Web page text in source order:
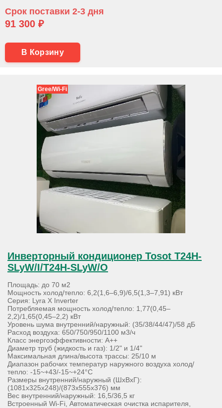
Срок поставки 2-3 дня
91 300 ₽
В Корзину
Gree/Wi-Fi
Инверторный кондиционер Tosot T24H-
SLyW/I/T24H-SLyW/O
Площадь: до 70 м2
Мощность холод/тепло: 6,2(1,6–6,9)/6,5(1,3–7,91) кВт
Серия: Lyra X Inverter
Потребляемая мощность холод/тепло: 1,77(0,45–
2,2)/1,65(0,45–2,2) кВт
Уровень шума внутренний/наружный: (35/38/44/47)/58 дБ
Расход воздуха: 650/750/950/1100 м3/ч
Класс энергоэффективности: А++
Диаметр труб (жидкость и газ): 1/2" и 1/4"
Максимальная длина/высота трассы: 25/10 м
Диапазон рабочих температур наружного воздуха холод/
тепло: -15~+43/-15~+24°С
Размеры внутренний/наружный (ШхВхГ):
(1081х325х248)/(873х555х376) мм
Вес внутренний/наружный: 16,5/36,5 кг
Встроенный Wi-Fi, Автоматическая очистка испарителя,